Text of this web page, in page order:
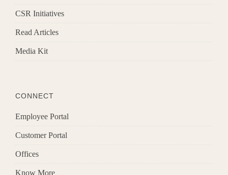
CSR Initiatives
Read Articles
Media Kit
CONNECT
Employee Portal
Customer Portal
Offices
Know More